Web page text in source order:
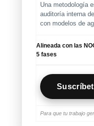
Una metodología
auditoría interna
con modelos de
Alineada con las
5 fases
Para que tu trabajo